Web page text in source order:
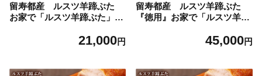
留寿都産 ルスツ羊蹄ぶた
お家で「ルスツ羊蹄ぶた」堪
ュー・豚ザンギ【約1.3k
21,000円
留寿都産 ルスツ羊蹄ぶた
『徳用』お家で「ルスツ羊蹄
チャーシュー・豚ザンギ【約
45,000円